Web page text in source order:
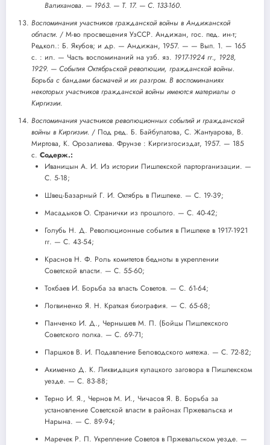
Валиханова. — 1963. — Т. 17. — С. 133-160.
Воспоминания участников гражданской войны в Андижанской
области. / М-во просвещения УзССР. Андижан, гос. пед. ин-т;
Редкол.: Б. Якубов; и др. — Андижан, 1957. — — Вып. 1. — 165
с. : ил. — Часть воспоминаний на узб. яз. 1917-1924 гг., 1928,
1929. — События Октябрьской революции, гражданской войны.
Борьба с бандами басмачей и их разгром. В воспоминаниях
некоторых участников гражданской войны имеются материалы о
Киргизии.
Воспоминания участников революционных событий и гражданской
войны в Киргизии. / Под ред. Б. Байбулатова, С. Жантуарова, В.
Миртова, К. Орозалиева. Фрунзе : Киргизгосиздат, 1957. — 185
с. Содерж.:
Иваницын А. И. Из истории Пишпекской парторганизации. —
С. 5-18;
Швец-Базарный Г. И. Октябрь в Пишпеке. — С. 19-39;
Масадыков О. Странички из прошлого. — С. 40-42;
Голубь Н. Д. Революционные события в Пишпеке в 1917-1921
гг. — С. 43-54;
Краснов Н. Ф. Роль комитетов бедноты в укреплении
Советской власти. — С. 55-60;
Токбаев И. Борьба за власть Советов. — С. 61-64;
Логвиненко Я. Н. Краткая биография. — С. 65-68;
Панченко И. Д., Чернышев М. П. (Бойцы Пишпекского
Советского полка. — С. 69-71;
Паршков В. И. Подавление Беловодского мятежа. — С. 72-82;
Акименко Д. К. Ликвидация кулацкого заговора в Пишпекском
уезде. — С. 83-88;
Терно И. Я., Чернов М. И., Чичасов Я. В. Борьба за
установление Советской власти в районах Пржевальска и
Нарына. — С. 89-94;
Маречек Р. П. Укрепление Советов в Пржевальском уезде. —